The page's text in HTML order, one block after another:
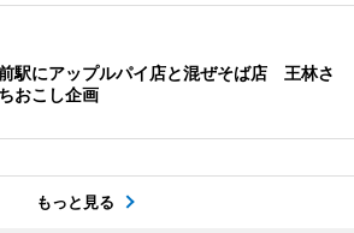
駅にアップルパイ店と混ぜそば店 王林さ
おこし企画
もっと見る